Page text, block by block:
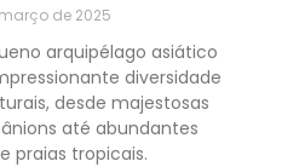
de 2025
arquipélago asiático
diversidade
desde majestosas
até abundantes
praias tropicais.